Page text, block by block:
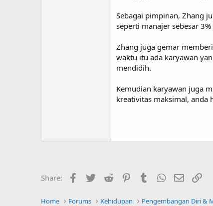
Sebagai pimpinan, Zhang
seperti manajer sebesar
Zhang juga gemar
waktu itu ada karyawan
mendidih.
Kemudian karyawan juga
kreativitas maksimal, anda
Share: Facebook
Twitter Reddit PinterestTumblrWhatsApp
Email
Home Forums Kehidupan Pengembangan Diri &